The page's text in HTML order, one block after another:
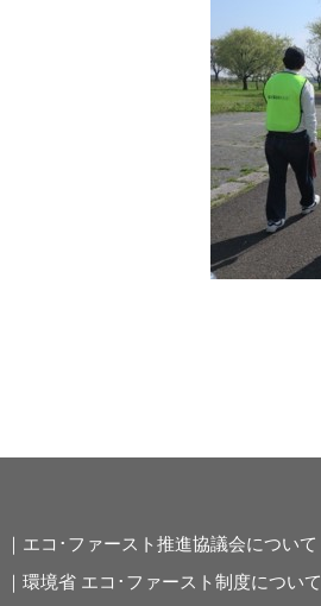
｜エコ･ファースト推進協議会について
｜環境省 エコ･ファースト制度について